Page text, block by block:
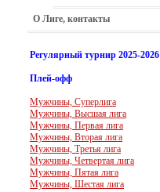
О Лиге, контакты
Регулярный турнир 2025-2026
Плей-офф
Мужчины, Суперлига
Мужчины, Высшая лига
Мужчины, Первая лига
Мужчины, Вторая лига
Мужчины, Третья лига
Мужчины, Четвертая лига
Мужчины, Пятая лига
Мужчины, Шестая лига